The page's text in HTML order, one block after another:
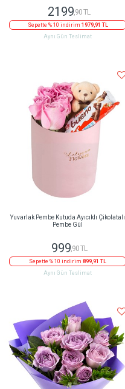
2199,90 TL
Sepette % 10 indirim 1979,91 TL
Aynı Gün Teslimat
Yuvarlak Pembe Kutuda Ayıcıklı Çikolatalı
Pembe Gül
999,90 TL
Sepette % 10 indirim 899,91 TL
Aynı Gün Teslimat